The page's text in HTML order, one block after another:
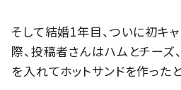
そして結婚1年目、ついに初キ
際、投稿者さんはハムとチーズ
を入れてホットサンドを作った